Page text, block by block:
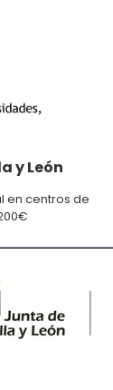
y León
en centros de